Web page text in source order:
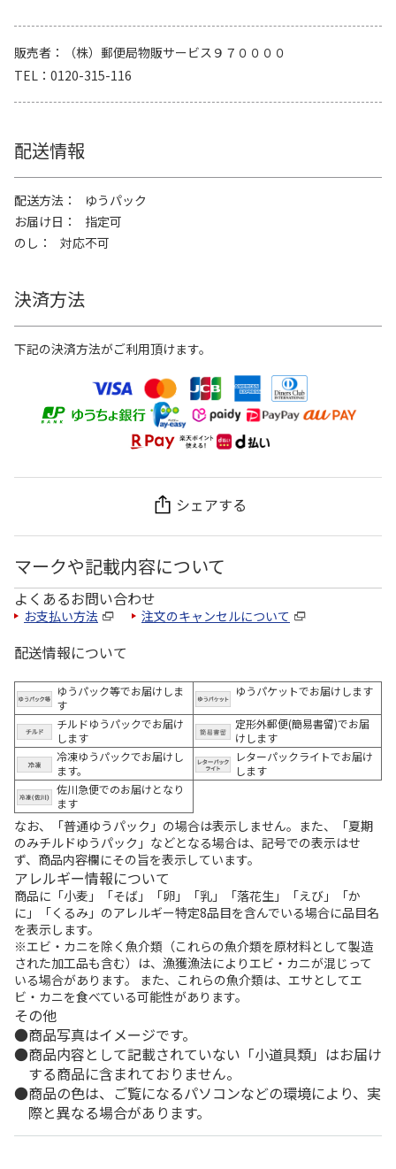
販売者
（株）郵便局物販サービス９７００００
TEL
0120-315-116
配送情報
配送方法
ゆうパック
お届け日
指定可
のし
対応不可
決済方法
下記の決済方法がご利用頂けます。
シェアする
マークや記載内容について
よくあるお問い合わせ
お支払い方法 注文のキャンセルについて
配送情報について
ゆうパック等でお届けしま
す
ゆうパケットでお届けします
チルドゆうパックでお届け
します
定形外郵便(簡易書留)でお届
けします
冷凍ゆうパックでお届けし
ます。
レターパックライトでお届け
します
佐川急便でのお届けとなり
ます
なお、「普通ゆうパック」の場合は表示しません。また、「夏期
のみチルドゆうパック」などとなる場合は、記号での表示はせ
ず、商品内容欄にその旨を表示しています。
アレルギー情報について
商品に「小麦」「そば」「卵」「乳」「落花生」「えび」「か
に」「くるみ」のアレルギー特定8品目を含んでいる場合に品目名
を表示します。
※エビ・カニを除く魚介類（これらの魚介類を原材料として製造
された加工品も含む）は、漁獲漁法によりエビ・カニが混じって
いる場合があります。 また、これらの魚介類は、エサとしてエ
ビ・カニを食べている可能性があります。
その他
商品写真はイメージです。
商品内容として記載されていない「小道具類」はお届け
する商品に含まれておりません。
商品の色は、ご覧になるパソコンなどの環境により、実
際と異なる場合があります。